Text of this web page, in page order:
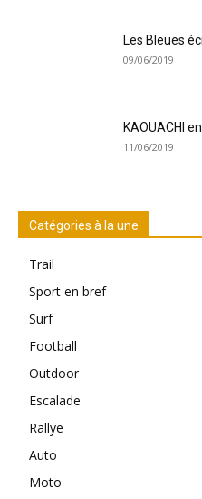
Les Bleues
09/06/2019
KAOUACHI
11/06/2019
Catégories à la une
Trail
Sport en bref
Surf
Football
Outdoor
Escalade
Rallye
Auto
Moto